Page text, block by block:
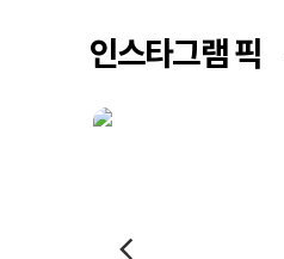
인스타그램 픽